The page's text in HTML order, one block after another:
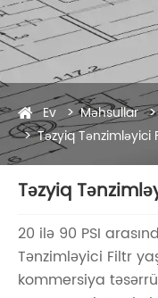
Ev Məhsullar
Təzyiq Tənzimləyici
Təzyiq
20 ilə 90 PSI
Tənzimləyici Filtr
kommersiya